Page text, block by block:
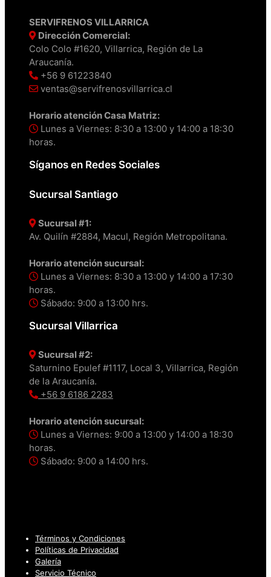
SERVIFRENOS VILLARRICA
Dirección Comercial:
Colo Colo #1620, Villarrica, Región de La
Araucanía.
+56 9 61223840
ventas@servifrenosvillarrica.cl
Horario atención Casa Matriz:
Lunes a Viernes: 8:30 a 13:00 y 14:00 a 18:30
horas.
Síganos en Redes Sociales
Sucursal Santiago
Sucursal #1:
Av. Quilín #2884, Macul, Región Metropolitana.
Horario atención sucursal:
Lunes a Viernes: 8:30 a 13:00 y 14:00 a 17:30
horas.
Sábado: 9:00 a 13:00 hrs.
Sucursal Villarrica
Sucursal #2:
Saturnino Epulef #1117, Local 3, Villarrica, Región
de la Araucanía.
+56 9 6186 2283
Horario atención sucursal:
Lunes a Viernes: 9:00 a 13:00 y 14:00 a 18:30
horas.
Sábado: 9:00 a 14:00 hrs.
Términos y Condiciones
Políticas de Privacidad
Galería
Servicio Técnico